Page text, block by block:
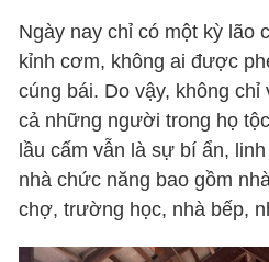
Ngày nay chỉ có một kỳ lão
kỉnh cơm, không ai được
cúng bái. Do vậy, không
cả những người trong họ
lầu cấm vẫn là sự bí ẩn,
nhà chức năng bao gồm
chợ, trường học, nhà bếp,